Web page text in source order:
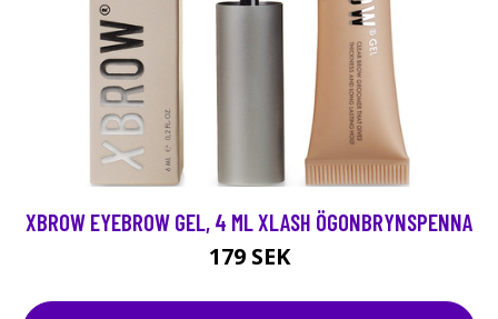
XBROW EYEBROW GEL, 4 ML XLASH ÖGONBRYNSPENNA
179 SEK